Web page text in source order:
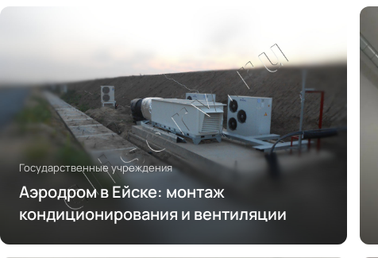
Государственные учреждения
Аэродром в Ейске: монтаж
кондиционирования и вентиляции